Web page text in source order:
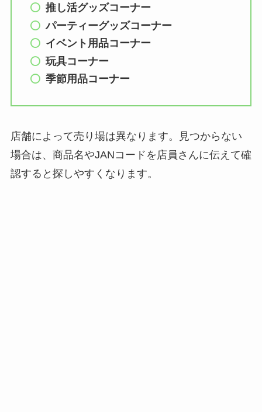
ドの違いもわかりや
すく解説！
える？代用品＆おす
【100均】ダイソー/
セリア等でテントロ
ープ用LEDライトは
推し活グッズコーナー
パーティーグッズコーナー
イベント用品コーナー
玩具コーナー
季節用品コーナー
店舗によって売り場は異なります。見つからない
場合は、商品名やJANコードを店員さんに伝えて確
認すると探しやすくなります。